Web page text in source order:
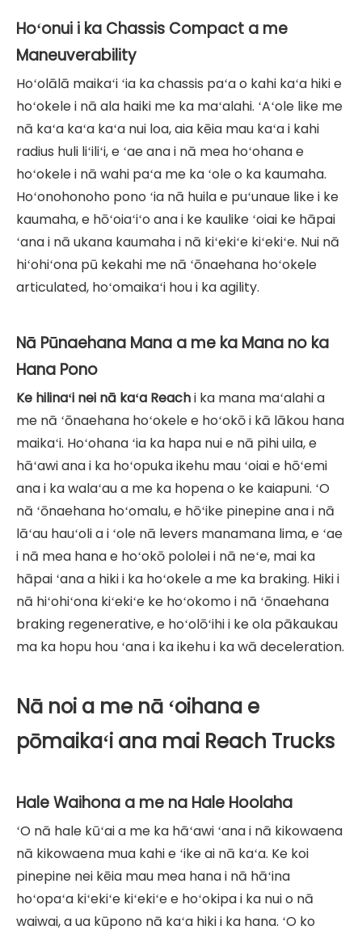
Hoʻonui i ka Chassis Compact a me
Maneuverability
Hoʻolālā maikaʻi ʻia ka chassis paʻa o kahi kaʻa hiki e
hoʻokele i nā ala haiki me ka maʻalahi. ʻAʻole like me
nā kaʻa kaʻa kaʻa nui loa, aia kēia mau kaʻa i kahi
radius huli liʻiliʻi, e ʻae ana i nā mea hoʻohana e
hoʻokele i nā wahi paʻa me ka ʻole o ka kaumaha.
Hoʻonohonoho pono ʻia nā huila e puʻunaue like i ke
kaumaha, e hōʻoiaʻiʻo ana i ke kaulike ʻoiai ke hāpai
ʻana i nā ukana kaumaha i nā kiʻekiʻe kiʻekiʻe. Nui nā
hiʻohiʻona pū kekahi me nā ʻōnaehana hoʻokele
articulated, hoʻomaikaʻi hou i ka agility.
Nā Pūnaehana Mana a me ka Mana no ka
Hana Pono
Ke hilinaʻi nei nā kaʻa Reachi ka mana maʻalahi a
me nā ʻōnaehana hoʻokele e hoʻokō i kā lākou hana
maikaʻi. Hoʻohana ʻia ka hapa nui e nā pihi uila, e
hāʻawi ana i ka hoʻopuka ikehu mau ʻoiai e hōʻemi
ana i ka walaʻau a me ka hopena o ke kaiapuni. ʻO
nā ʻōnaehana hoʻomalu, e hōʻike pinepine ana i nā
lāʻau hauʻoli a i ʻole nā ​​​​levers manamana lima, e ʻae
i nā mea hana e hoʻokō pololei i nā neʻe, mai ka
hāpai ʻana a hiki i ka hoʻokele a me ka braking. Hiki i
nā hiʻohiʻona kiʻekiʻe ke hoʻokomo i nā ʻōnaehana
braking regenerative, e hoʻolōʻihi i ke ola pākaukau
ma ka hopu hou ʻana i ka ikehu i ka wā deceleration.
Nā noi a me nā ʻoihana e
pōmaikaʻi ana mai Reach Trucks
Hale Waihona a me na Hale Hoolaha
ʻO nā hale kūʻai a me ka hāʻawi ʻana i nā kikowaena
nā kikowaena mua kahi e ʻike ai nā kaʻa. Ke koi
pinepine nei kēia mau mea hana i nā hāʻina
hoʻopaʻa kiʻekiʻe kiʻekiʻe e hoʻokipa i ka nui o nā
waiwai, a ua kūpono nā kaʻa hiki i ka hana. ʻO ko